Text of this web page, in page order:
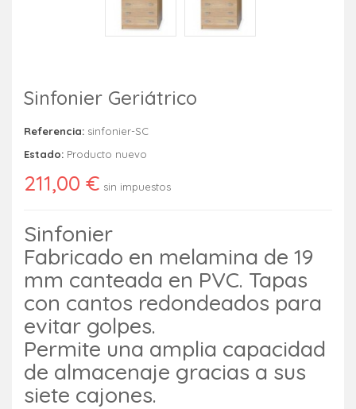
Sinfonier Geriátrico
Referencia: sinfonier-SC
Estado: Producto nuevo
211,00 € sin impuestos
Sinfonier
Fabricado en melamina de 19
mm canteada en PVC. Tapas
con cantos redondeados para
evitar golpes.
Permite una amplia capacidad
de almacenaje gracias a sus
siete cajones.